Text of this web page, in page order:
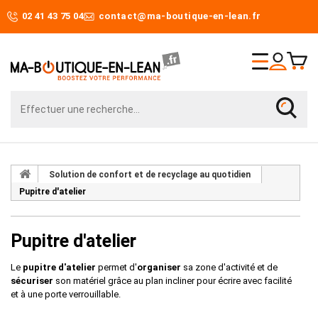
02 41 43 75 04 contact@ma-boutique-en-lean.fr
Solution de confort et de recyclage au quotidien
Pupitre d'atelier
Pupitre d'atelier
Le pupitre d'atelier permet d'organiser sa zone d'activité et de
sécuriser son matériel grâce au plan incliner pour écrire avec facilité
et à une porte verrouillable.